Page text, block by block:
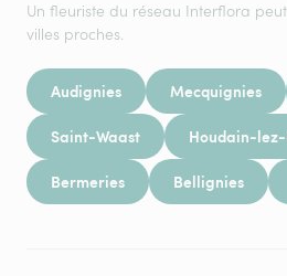
Un fleuriste du réseau Interflora
villes proches.
Audignies Mecquignies
Saint-Waast Houdain-
Bermeries Bellignies